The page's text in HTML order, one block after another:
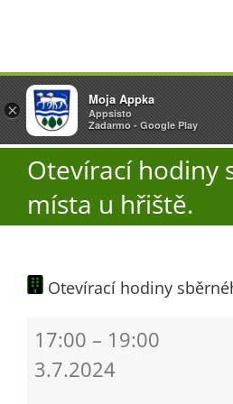
Přeskočit
na
obsah
Úřad
O obci
Aktuality
Otevírací hodiny
místa u hřiště.
Otevírací hodiny
hodiny
sběrného
17:00 – 19:00
3.7.2024
×
Vyžlovka
AppSisto
- In Google Play
×
Moja Appka
Appsisto
Zadarmo - Google Play